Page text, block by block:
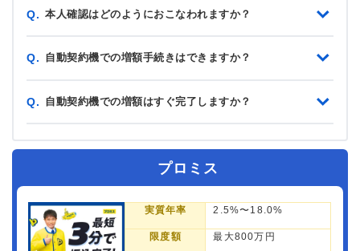
Q. 本人確認はどのようにおこなわれますか？
Q. 自動契約機での増額手続きはできますか？
Q. 自動契約機での増額はすぐ完了しますか？
プロミス
実質年率 2.5%〜18.0%
限度額 最大800万円